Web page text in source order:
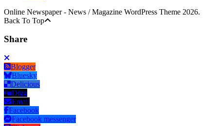
Online Newspaper - News / Magazine WordPress Theme 2026.
Back To Top
Share
Blogger
Bluesky
Delicious
Digg
Email
Facebook
Facebook messenger